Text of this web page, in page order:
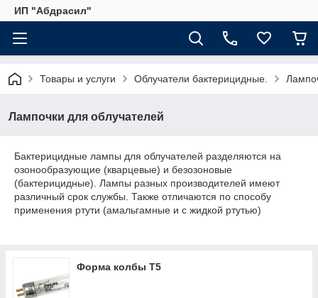
ИП "Абдрасил"
Товары и услуги Облучатели бактерицидные.
Лампочки для облучателей
Бактерицидные лампы для облучателей разделяются на
озонообразующие (кварцевые) и безозоновые
(бактерицидные). Лампы разных производителей имеют
различный срок службы. Также отличаются по способу
применения ртути (амальгамные и с жидкой ртутью)
Форма колбы T5